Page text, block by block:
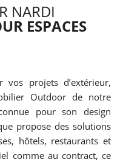
NARDI
ESPACES
projets d’extérieur,
Outdoor de notre
pour son design
propose des solutions
hôtels, restaurants et
comme au contract, ce